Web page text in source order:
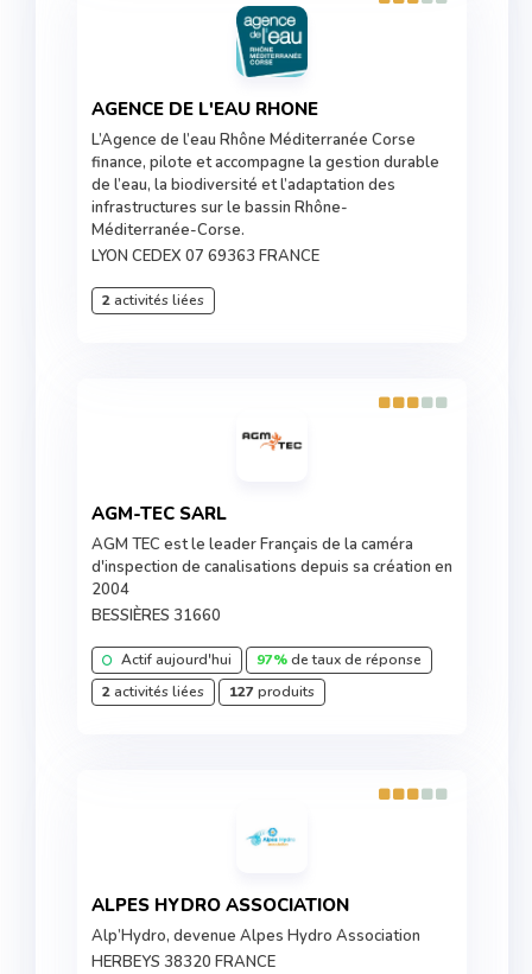
AGENCE DE L'EAU RHONE
L’Agence de l’eau Rhône Méditerranée Corse
finance, pilote et accompagne la gestion durable
de l’eau, la biodiversité et l’adaptation des
infrastructures sur le bassin Rhône-
Méditerranée-Corse.
LYON CEDEX 07 69363 FRANCE
2activités liées
AGM-TEC SARL
AGM TEC est le leader Français de la caméra
d'inspection de canalisations depuis sa création en
2004
BESSIÈRES 31660
Actif aujourd'hui 97%de taux de réponse
2activités liées 127produits
ALPES HYDRO ASSOCIATION
Alp’Hydro, devenue Alpes Hydro Association
HERBEYS 38320 FRANCE